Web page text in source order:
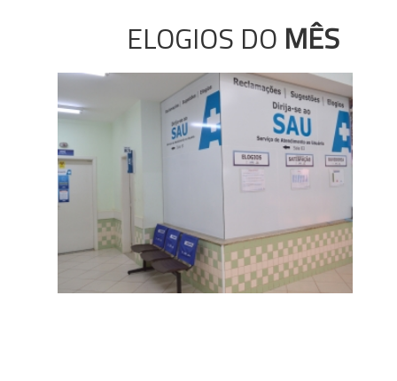
ELOGIOS DO MÊS